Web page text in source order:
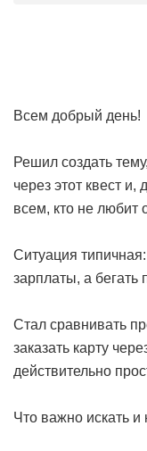
Всем добрый день!
Решил создать
через этот квест
всем, кто не любит
Ситуация
зарплаты, а
Стал сравнивать
заказать карту
действительно
Что важно искать и